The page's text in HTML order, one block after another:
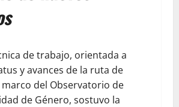
de trabajo, orientada a
y avances de la ruta de
del Observatorio de
de Género, sostuvo la